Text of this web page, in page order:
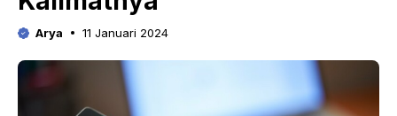
Arya 11 Januari 2024